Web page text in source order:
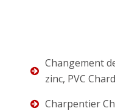
Changement
zinc, PVC
Charpentier